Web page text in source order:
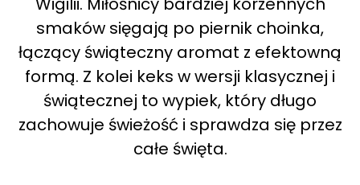
smaków sięgają po piernik choinka,
łączący świąteczny aromat z efektowną
formą. Z kolei keks w wersji klasycznej i
świątecznej to wypiek, który długo
zachowuje świeżość i sprawdza się przez
całe święta.